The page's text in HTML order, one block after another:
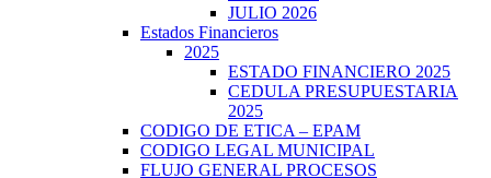
JULIO 2026
Estados Financieros
2025
ESTADO FINANCIERO 2025
CEDULA PRESUPUESTARIA
2025
CODIGO DE ETICA – EPAM
CODIGO LEGAL MUNICIPAL
FLUJO GENERAL PROCESOS